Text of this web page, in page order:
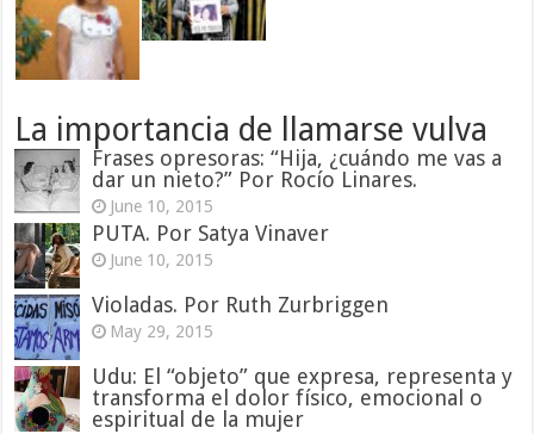
La importancia de llamarse vulva
Frases opresoras: “Hija, ¿cuándo me vas a
dar un nieto?” Por Rocío Linares.
June 10, 2015
PUTA. Por Satya Vinaver
June 10, 2015
Violadas. Por Ruth Zurbriggen
May 29, 2015
Udu: El “objeto” que expresa, representa y
transforma el dolor físico, emocional o
espiritual de la mujer